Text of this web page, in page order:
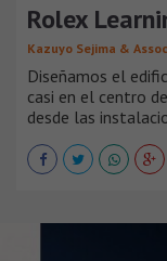
Rolex
Kazuyo Sejima &
Diseñamos el
casi en el centro
desde las